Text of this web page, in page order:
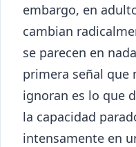
embargo, en
cambian
se parecen en
primera señal que
ignoran es lo que
la capacidad
intensamente en